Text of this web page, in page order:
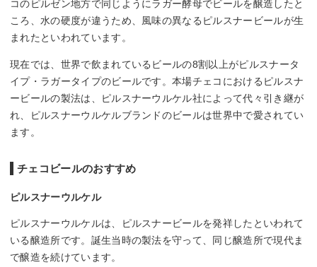
コのピルゼン地方で同じようにラガー酵母でビールを醸造したと
ころ、水の硬度が違うため、風味の異なるピルスナービールが生
まれたといわれています。
現在では、世界で飲まれているビールの8割以上がピルスナータ
イプ・ラガータイプのビールです。本場チェコにおけるピルスナ
ービールの製法は、ピルスナーウルケル社によって代々引き継が
れ、ピルスナーウルケルブランドのビールは世界中で愛されてい
ます。
チェコビールのおすすめ
ピルスナーウルケル
ピルスナーウルケルは、ピルスナービールを発祥したといわれて
いる醸造所です。誕生当時の製法を守って、同じ醸造所で現代ま
で醸造を続けています。